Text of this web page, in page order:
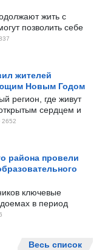
жить с
позволить себе
жителей
Новым Годом
регион, где живут
сердцем и
2652
района провели
ключевые
в период
Весь список